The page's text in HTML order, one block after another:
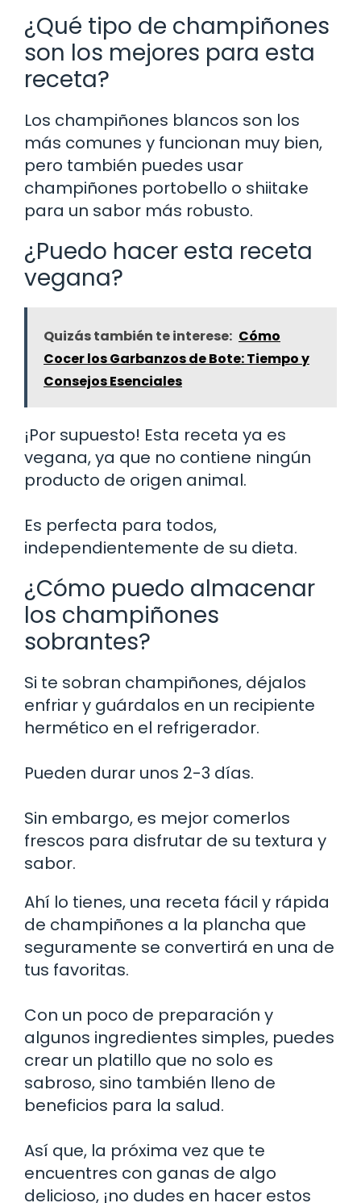
¿Qué tipo de champiñones
son los mejores para esta
receta?
Los champiñones blancos son los
más comunes y funcionan muy bien,
pero también puedes usar
champiñones portobello o shiitake
para un sabor más robusto.
¿Puedo hacer esta receta
vegana?
Quizás también te interese: Cómo
Cocer los Garbanzos de Bote: Tiempo y
Consejos Esenciales
¡Por supuesto! Esta receta ya es
vegana, ya que no contiene ningún
producto de origen animal.
Es perfecta para todos,
independientemente de su dieta.
¿Cómo puedo almacenar
los champiñones
sobrantes?
Si te sobran champiñones, déjalos
enfriar y guárdalos en un recipiente
hermético en el refrigerador.
Pueden durar unos 2-3 días.
Sin embargo, es mejor comerlos
frescos para disfrutar de su textura y
sabor.
Ahí lo tienes, una receta fácil y rápida
de champiñones a la plancha que
seguramente se convertirá en una de
tus favoritas.
Con un poco de preparación y
algunos ingredientes simples, puedes
crear un platillo que no solo es
sabroso, sino también lleno de
beneficios para la salud.
Así que, la próxima vez que te
encuentres con ganas de algo
delicioso, ¡no dudes en hacer estos